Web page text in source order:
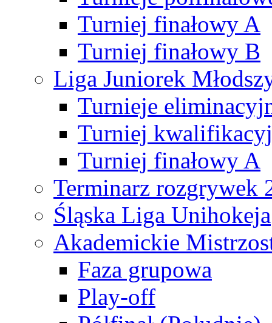
Turniej finałowy A
Turniej finałowy B
Liga Juniorek
Turnieje
Turniej
Turniej finałowy A
Terminarz rozgrywek
Śląska Liga Unihokeja
Akademickie
Faza grupowa
Play-off